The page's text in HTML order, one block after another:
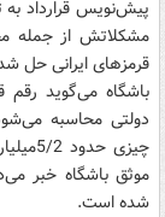
پیش‌نویس قرارداد به
مشکلاتش از جمله
قرمزهای ایرانی حل
دولتی محاسبه
چیزی
شده است.